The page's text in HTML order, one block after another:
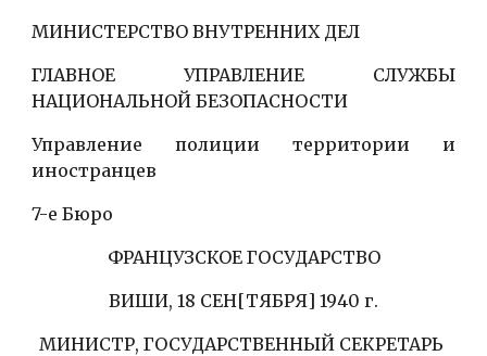
МИНИСТЕРСТВО ВНУТРЕННИХ ДЕЛ
ГЛАВНОЕ УПРАВЛЕНИЕ СЛУЖБЫ
НАЦИОНАЛЬНОЙ БЕЗОПАСНОСТИ
Управление полиции территории и
иностранцев
7-е Бюро
ФРАНЦУЗСКОЕ ГОСУДАРСТВО
ВИШИ, 18 СЕН[ТЯБРЯ] 1940 г.
МИНИСТР, ГОСУДАРСТВЕННЫЙ СЕКРЕТАРЬ